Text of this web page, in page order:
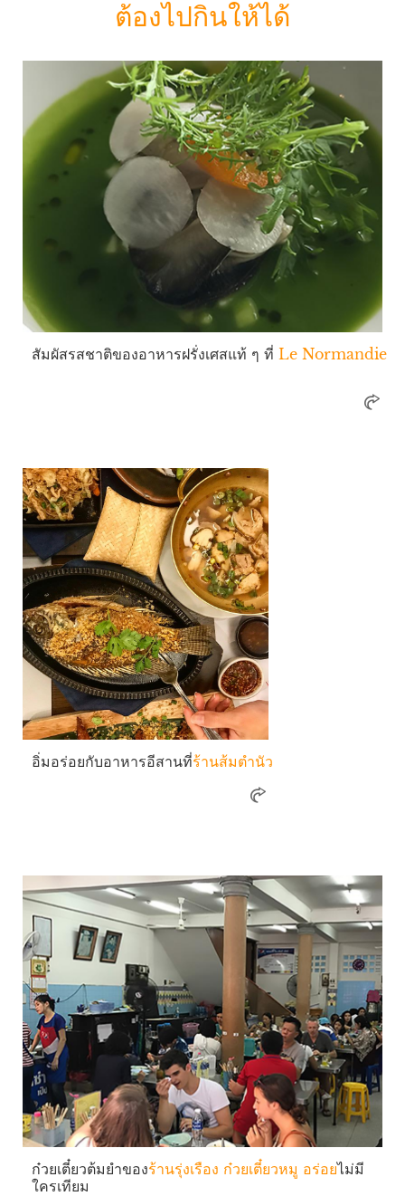
ต้องไปกินให้ได้
สัมผัสรสชาติของอาหารฝรั่งเศสแท้ ๆ ที่ Le Normandie
อิ่มอร่อยกับอาหารอีสานที่ร้านส้มตำนัว
ก๋วยเตี๋ยวต้มยำของร้านรุ่งเรือง ก๋วยเตี๋ยวหมู อร่อยไม่มี
ใครเทียม